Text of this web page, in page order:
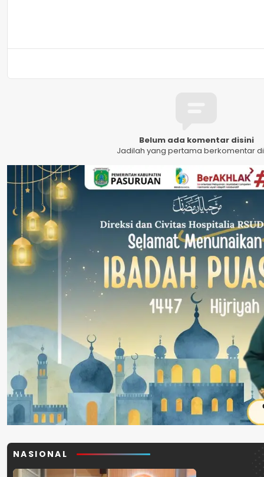
Belum ada komentar disini
Jadilah yang pertama berkomentar
NASIONAL